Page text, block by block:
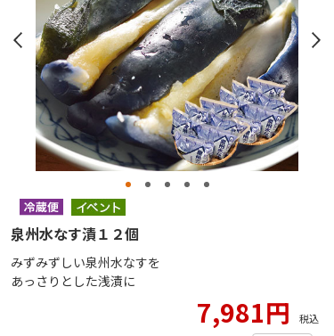
泉州水なす漬１２個
みずみずしい泉州水なすを
あっさりとした浅漬に
7,981円 税込